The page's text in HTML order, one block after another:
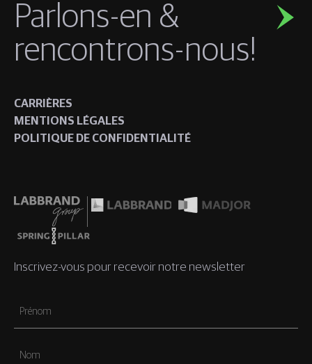
Parlons-en &
rencontrons-nous!
CARRIÈRES
MENTIONS LÉGALES
POLITIQUE DE CONFIDENTIALITÉ
Inscrivez-vous pour recevoir notre newsletter